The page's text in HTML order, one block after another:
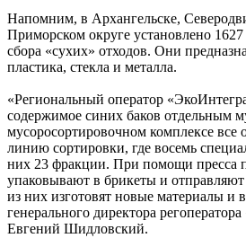
Напомним, в Архангельске,
Приморском округе установлено
сбора «сухих» отходов. Они
пластика, стекла и металла.
«Региональный оператор
содержимое синих баков отдельным
мусоросортировочном комплексе все
линию сортировки, где восемь
них 23 фракции. При помощи пресса
упаковывают в брикеты и отправляют
из них изготовят новые материалы и
генерального директора
Евгений Шидловский.